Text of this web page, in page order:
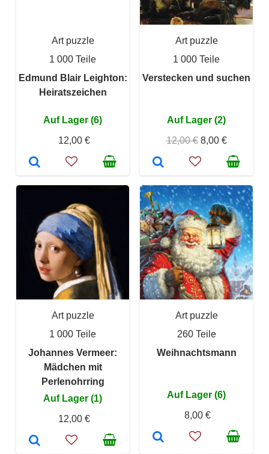
Art puzzle
1 000 Teile
Edmund Blair Leighton:
Heiratszeichen
Auf Lager (6)
12,00 €
Art puzzle
1 000 Teile
Verstecken und suchen
Auf Lager (2)
12,00 € 8,00 €
Art puzzle
1 000 Teile
Johannes Vermeer:
Mädchen mit
Perlenohrring
Auf Lager (1)
12,00 €
Art puzzle
260 Teile
Weihnachtsmann
Auf Lager (6)
8,00 €